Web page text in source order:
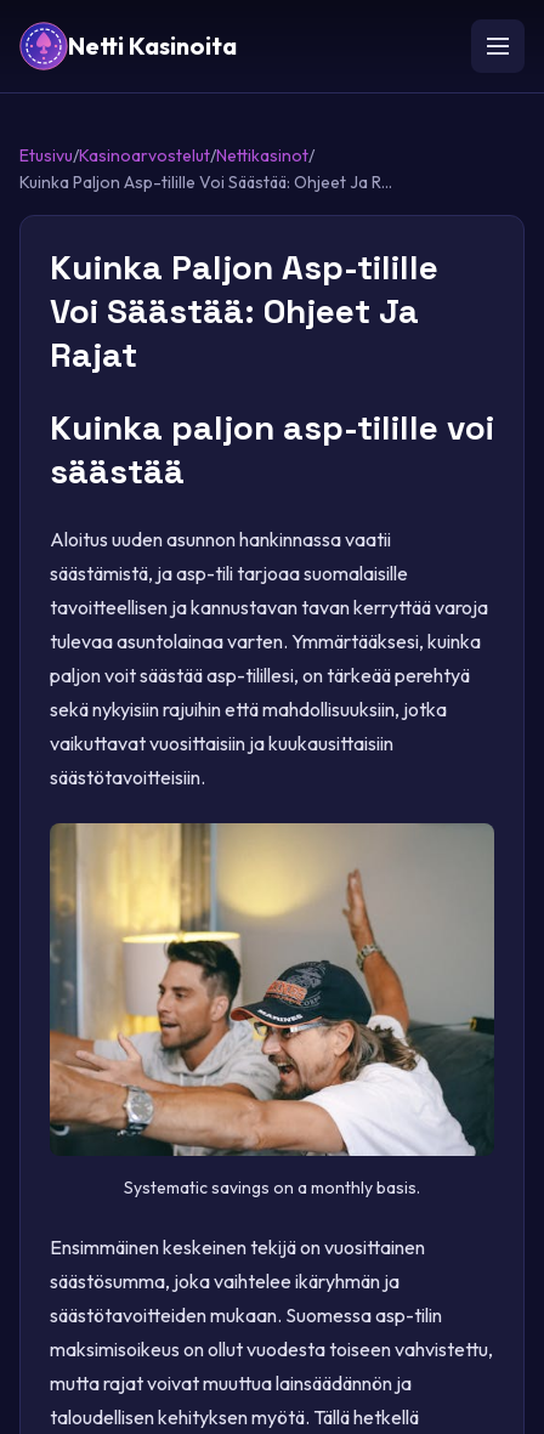
Netti Kasinoita
Etusivu/Kasinoarvostelut/Nettikasinot/
Kuinka Paljon Asp-tilille Voi Säästää: Ohjeet Ja R...
Kuinka Paljon Asp-tilille
Voi Säästää: Ohjeet Ja
Rajat
Kuinka paljon asp-tilille voi
säästää
Aloitus uuden asunnon hankinnassa vaatii
säästämistä, ja asp-tili tarjoaa suomalaisille
tavoitteellisen ja kannustavan tavan kerryttää varoja
tulevaa asuntolainaa varten. Ymmärtääksesi, kuinka
paljon voit säästää asp-tilillesi, on tärkeää perehtyä
sekä nykyisiin rajuihin että mahdollisuuksiin, jotka
vaikuttavat vuosittaisiin ja kuukausittaisiin
säästötavoitteisiin.
Systematic savings on a monthly basis.
Ensimmäinen keskeinen tekijä on vuosittainen
säästösumma, joka vaihtelee ikäryhmän ja
säästötavoitteiden mukaan. Suomessa asp-tilin
maksimisoikeus on ollut vuodesta toiseen vahvistettu,
mutta rajat voivat muuttua lainsäädännön ja
taloudellisen kehityksen myötä. Tällä hetkellä